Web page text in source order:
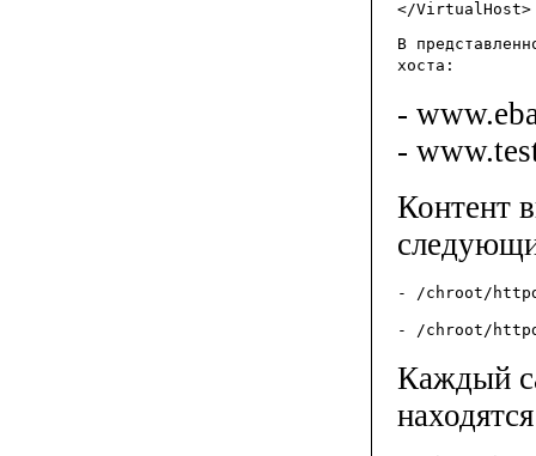
В
хоста:
-
-
Контент
- /chroot/httpd/
- /chroot/
Каждый